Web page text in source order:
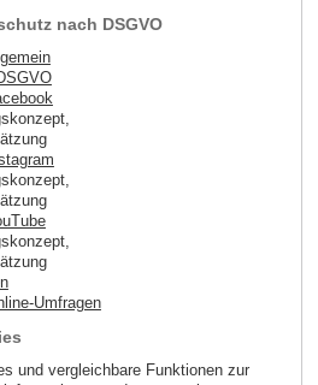
nach DSGVO
Umfragen
und vergleichbare Funktionen zur